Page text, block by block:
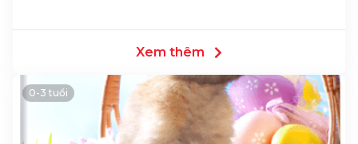
Xem thêm
0-3 tuổi